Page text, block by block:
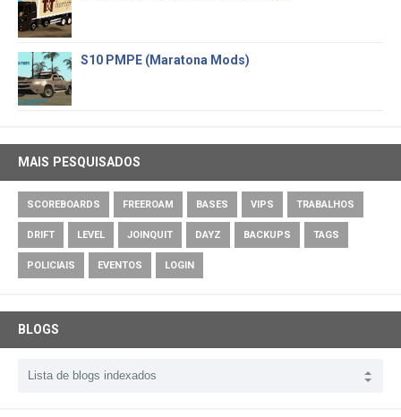
S10 PMPE (Maratona Mods)
MAIS PESQUISADOS
SCOREBOARDS FREEROAM BASES VIPS TRABALHOS
DRIFT LEVEL JOINQUIT DAYZ BACKUPS TAGS
POLICIAIS EVENTOS LOGIN
BLOGS